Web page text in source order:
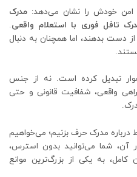
امن خودش را نشان می‌دهد: مدرک
تافل فوری با استعلام واقعی.
دست بدهند، اما همچنان به دنبال
تبدیل کرده است. نه از جنس
واقعی، شفافیت قانونی و حتی
درباره مدرک حرف بزنیم؛ می‌خواهیم
آن، شما می‌توانید بدون استرس،
کامل، به یکی از بزرگ‌ترین موانع